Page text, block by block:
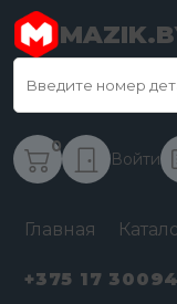
0
Войти
Главная
+375 17